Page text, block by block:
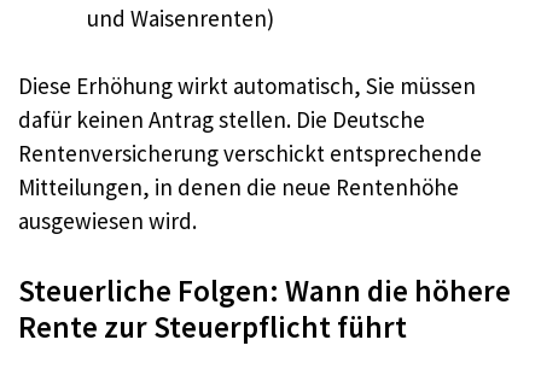
und Waisenrenten)
Diese Erhöhung wirkt automatisch, Sie müssen
dafür keinen Antrag stellen. Die Deutsche
Rentenversicherung verschickt entsprechende
Mitteilungen, in denen die neue Rentenhöhe
ausgewiesen wird.
Steuerliche Folgen: Wann die höhere
Rente zur Steuerpflicht führt